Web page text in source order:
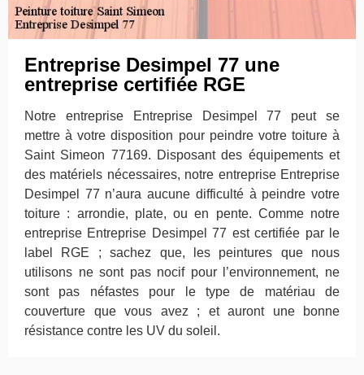
Entreprise Desimpel 77 une
entreprise certifiée RGE
Notre entreprise Entreprise Desimpel 77 peut se
mettre à votre disposition pour peindre votre toiture à
Saint Simeon 77169. Disposant des équipements et
des matériels nécessaires, notre entreprise Entreprise
Desimpel 77 n’aura aucune difficulté à peindre votre
toiture : arrondie, plate, ou en pente. Comme notre
entreprise Entreprise Desimpel 77 est certifiée par le
label RGE ; sachez que, les peintures que nous
utilisons ne sont pas nocif pour l’environnement, ne
sont pas néfastes pour le type de matériau de
couverture que vous avez ; et auront une bonne
résistance contre les UV du soleil.